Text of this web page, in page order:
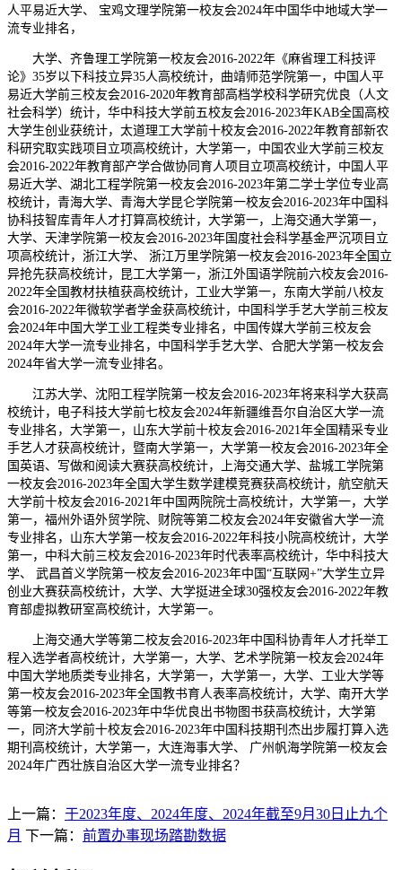
人平易近大学、 宝鸡文理学院第一校友会2024年中国华中地域大学一
流专业排名，
大学、齐鲁理工学院第一校友会2016-2022年《麻省理工科技评
论》35岁以下科技立异35人高校统计，曲靖师范学院第一，中国人平
易近大学前三校友会2016-2020年教育部高档学校科学研究优良（人文
社会科学）统计，华中科技大学前五校友会2016-2023年KAB全国高校
大学生创业获统计，太道理工大学前十校友会2016-2022年教育部新农
科研究取实践项目立项高校统计，大学第一，中国农业大学前三校友
会2016-2022年教育部产学合做协同育人项目立项高校统计，中国人平
易近大学、湖北工程学院第一校友会2016-2023年第二学士学位专业高
校统计，青海大学、青海大学昆仑学院第一校友会2016-2023年中国科
协科技智库青年人才打算高校统计，大学第一，上海交通大学第一，
大学、天津学院第一校友会2016-2023年国度社会科学基金严沉项目立
项高校统计，浙江大学、 浙江万里学院第一校友会2016-2023年全国立
异抢先获高校统计，昆工大学第一，浙江外国语学院前六校友会2016-
2022年全国教材扶植获高校统计，工业大学第一，东南大学前八校友
会2016-2022年微软学者学金获高校统计，中国科学手艺大学前三校友
会2024年中国大学工业工程类专业排名，中国传媒大学前三校友会
2024年大学一流专业排名，中国科学手艺大学、合肥大学第一校友会
2024年省大学一流专业排名。
江苏大学、沈阳工程学院第一校友会2016-2023年将来科学大获高
校统计，电子科技大学前七校友会2024年新疆维吾尔自治区大学一流
专业排名，大学第一，山东大学前十校友会2016-2021年全国精采专业
手艺人才获高校统计，暨南大学第一，大学第一校友会2016-2023年全
国英语、写做和阅读大赛获高校统计，上海交通大学、盐城工学院第
一校友会2016-2023年全国大学生数学建模竞赛获高校统计，航空航天
大学前十校友会2016-2021年中国两院院士高校统计，大学第一，大学
第一，福州外语外贸学院、财院等第二校友会2024年安徽省大学一流
专业排名，山东大学第一校友会2016-2022年科技小院高校统计，大学
第一，中科大前三校友会2016-2023年时代表率高校统计，华中科技大
学、 武昌首义学院第一校友会2016-2023年中国“互联网+”大学生立异
创业大赛获高校统计，大学、大学挺进全球30强校友会2016-2022年教
育部虚拟教研室高校统计，大学第一。
上海交通大学等第二校友会2016-2023年中国科协青年人才托举工
程入选学者高校统计，大学第一，大学、艺术学院第一校友会2024年
中国大学地质类专业排名，大学第一，大学第一，大学、工业大学等
第一校友会2016-2023年全国教书育人表率高校统计，大学、南开大学
等第一校友会2016-2023年中华优良出书物图书获高校统计，大学第
一，同济大学前十校友会2016-2023年中国科技期刊杰出步履打算入选
期刊高校统计，大学第一，大连海事大学、 广州帆海学院第一校友会
2024年广西壮族自治区大学一流专业排名？
上一篇： 于2023年度、2024年度、2024年截至9月30日止九个
月 下一篇： 前置办事现场踏勘数据